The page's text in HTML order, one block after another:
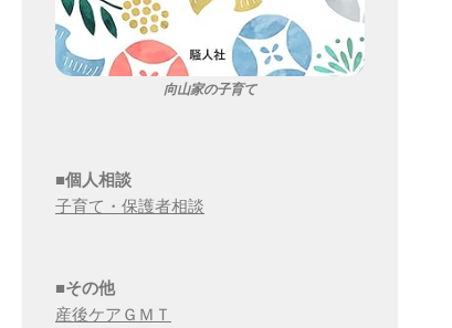
向山家の子育て
■個人相談
子育て・保護者相談
■その他
産後ケアＧＭＴ